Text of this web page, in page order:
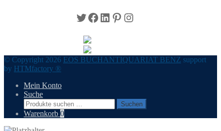
Twitter
Facebook
LinkedIn
Pinterest
Instagram
© Copyright 2026 EOS BUCHANTIQUARIAT BENZ support
by HTMfactory ®
Mein Konto
Suche
Suchen
nach:
Suchen
Warenkorb 0